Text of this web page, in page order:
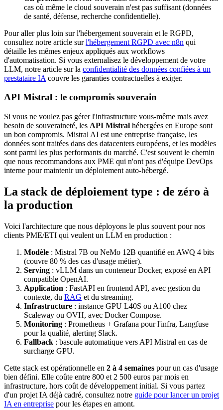
cas où même le cloud souverain n'est pas suffisant (données
de santé, défense, recherche confidentielle).
Pour aller plus loin sur l'hébergement souverain et le RGPD,
consultez notre article surl'hébergement RGPD avec n8n qui
détaille les mêmes enjeux appliqués aux workflows
d'automatisation. Si vous externalisez le développement de votre
LLM, notre article sur la confidentialité des données confiées à un
prestataire IA couvre les garanties contractuelles à exiger.
API Mistral : le compromis souverain
Si vous ne voulez pas gérer l'infrastructure vous-même mais avez
besoin de souveraineté, les API Mistral hébergées en Europe sont
un bon compromis. Mistral AI est une entreprise française, les
données sont traitées dans des datacenters européens, et les modèles
sont parmi les plus performants du marché. C'est souvent le chemin
que nous recommandons aux PME qui n'ont pas d'équipe DevOps
interne pour maintenir un déploiement auto-hébergé.
La stack de déploiement type : de zéro à
la production
Voici l'architecture que nous déployons le plus souvent pour nos
clients PME/ETI qui veulent un LLM en production :
Modèle : Mistral 7B ou NeMo 12B quantifié en AWQ 4 bits
(couvre 80 % des cas d'usage métier).
Serving : vLLM dans un conteneur Docker, exposé en API
compatible OpenAI.
Application : FastAPI en frontend API, avec gestion du
contexte, du RAG et du streaming.
Infrastructure : instance GPU L40S ou A100 chez
Scaleway ou OVH, avec Docker Compose.
Monitoring : Prometheus + Grafana pour l'infra, Langfuse
pour la qualité, alerting Slack.
Fallback : bascule automatique vers API Mistral en cas de
surcharge GPU.
Cette stack est opérationnelle en 2 à 4 semaines pour un cas d'usage
bien défini. Elle coûte entre 800 et 2 500 euros par mois en
infrastructure, hors coût de développement initial. Si vous partez
d'un projet IA déjà cadré, consultez notre guide pour lancer un projet
IA en entreprise pour les étapes en amont.